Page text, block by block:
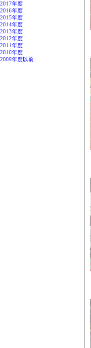
2017年度
2016年度
2015年度
2014年度
2013年度
2012年度
2011年度
2010年度
2009年度以前